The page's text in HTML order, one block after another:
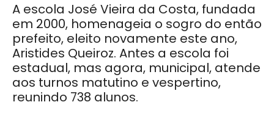
A escola José Vieira da Costa, fundada
em 2000, homenageia o sogro do então
prefeito, eleito novamente este ano,
Aristides Queiroz. Antes a escola foi
estadual, mas agora, municipal, atende
aos turnos matutino e vespertino,
reunindo 738 alunos.